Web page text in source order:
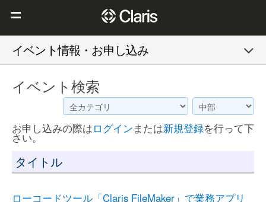
Claris を選ぶ理由
Claris FileMaker
ブログ
イベント情報・お申し込み
イベント検索
お申し込みの際はログイン または新規登録を行って下
さい。
タイトル
ローコードツール「Claris FileMaker」で業務アプリ